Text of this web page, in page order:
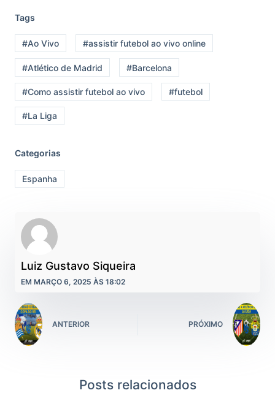
Tags
#Ao Vivo #assistir futebol ao vivo online
#Atlético de Madrid #Barcelona
#Como assistir futebol ao vivo #futebol
#La Liga
Categorias
Espanha
Luiz Gustavo Siqueira
EM MARÇO 6, 2025 ÀS 18:02
ANTERIOR PRÓXIMO
Posts relacionados